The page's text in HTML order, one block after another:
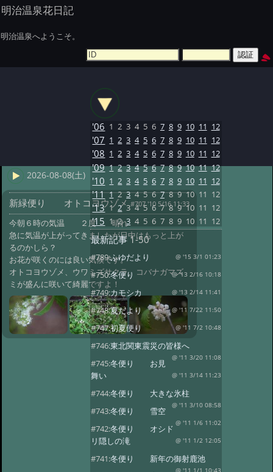
明治温泉花日記
明治温泉へようこそ。
2026-08-08(土)
新緑便り オトコヨウゾメ #707 '10 5/16 11:33
今朝６時の気温 ２度 晴れ
急に気温が上がってきましたが日中はもっと上が
るのかしら？
お花が咲くのには良い気候です。
オトコヨウゾメ、ウワミズサクラ、コバナガマズ
ミが盛んに咲いて綺麗ですよ！
'06 1 2 3 4 5 6 7 8 9 10 11 12
'07 1 2 3 4 5 6 7 8 9 10 11 12
'08 1 2 3 4 5 6 7 8 9 10 11 12
'09 1 2 3 4 5 6 7 8 9 10 11 12
'10 1 2 3 4 5 6 7 8 9 10 11 12
'11 1 2 3 4 5 6 7 8 9 10 11 12
'13 1 2 3 4 5 6 7 8 9 10 11 12
'15 1 2 3 4 5 6 7 8 9 10 11 12
最新記事1-50
#789:ふゆだより @ '15 3/1 01:23
#750:冬便り @ '13 2/16 10:18
#749:カモシカ @ '13 2/14 11:41
#748:夏だより @ '11 7/22 11:50
#747:初夏便り @ '11 7/2 10:48
#746:東北関東震災の皆様へ
@ '11 3/20 11:08
#745:冬便り お見
舞い
@ '11 3/14 11:23
#744:冬便り 大きな氷柱
@ '11 3/10 08:58
#743:冬便り 雪空
@ '11 1/6 11:02
#742:冬便り オシド
リ隠しの滝
@ '11 1/2 12:05
#741:冬便り 新年の御射鹿池